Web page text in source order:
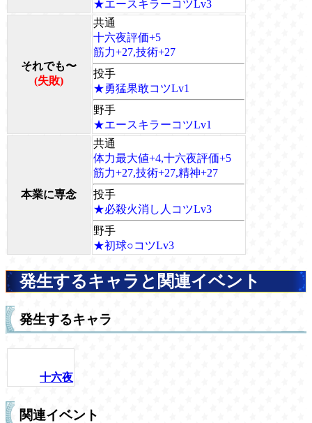
★エースキラーコツLv3
それでも〜
(失敗)
共通
十六夜評価+5
筋力+27,技術+27
投手
★勇猛果敢コツLv1
野手
★エースキラーコツLv1
本業に専念
共通
体力最大値+4,十六夜評価+5
筋力+27,技術+27,精神+27
投手
★必殺火消し人コツLv3
野手
★初球○コツLv3
発生するキャラと関連イベント
発生するキャラ
十六夜
関連イベント